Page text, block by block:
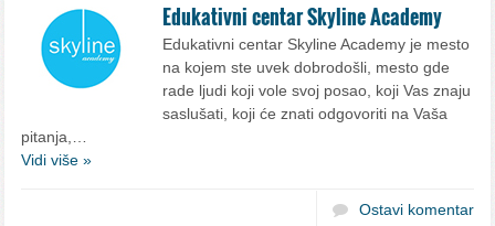
Edukativni centar Skyline Academy
Edukativni centar Skyline Academy je mesto
na kojem ste uvek dobrodošli, mesto gde
rade ljudi koji vole svoj posao, koji Vas znaju
saslušati, koji će znati odgovoriti na Vaša
pitanja,…
Vidi više »
Ostavi komentar